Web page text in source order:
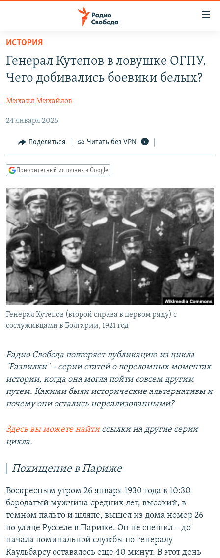
упрощенного
доступа
Вернуться
основному
Вернутся
главной
навигации
Вернутся
поиску
ПОДКАСТЫ
ЦИТАТЫ СВОБОДЫ
МНЕНИЯ
КУЛЬТУРА
IDEL.РЕАЛИИ
КАВКАЗ.РЕАЛИИ
СЕВЕР.РЕАЛИИ
СИБИРЬ.РЕАЛИИ
РАСПИСАНИЕ ВЕЩАНИЯ
ПОДПИШИТЕСЬ НА РАССЫЛКУ
СОЦИАЛЬНЫЕ СЕТИ
ИСТОРИЯ
Генерал Кутепов в ловушке ОГПУ.
Чего добивались боевики белых?
Михаил Михайлов
24 января 2025
Поделиться Читать без VPN
Приоритетный источник в Google
Генерал Кутепов (второй справа в первом ряду) с
сослуживцами в Болгарии, 1921 год
Радио Свобода повторяет публикацию из цикла
"Развилки" – серии статей о переломных моментах
истории, когда она могла пойти совсем другим
путем. Какими были исторические альтернативы и
почему они остались нереализованными?
Здесь вы можете найтиссылки на другие серии
цикла.
Похищение в Париже
Воскресным утром 26 января 1930 года в 10:30
бородатый мужчина средних лет, высокий, в
темном пальто и шляпе, вышел из дома номер 26
по улице Русселе в Париже. Он не спешил – до
начала поминальной службы по генералу
Каульбарсу оставалось еще 40 минут. В этот день